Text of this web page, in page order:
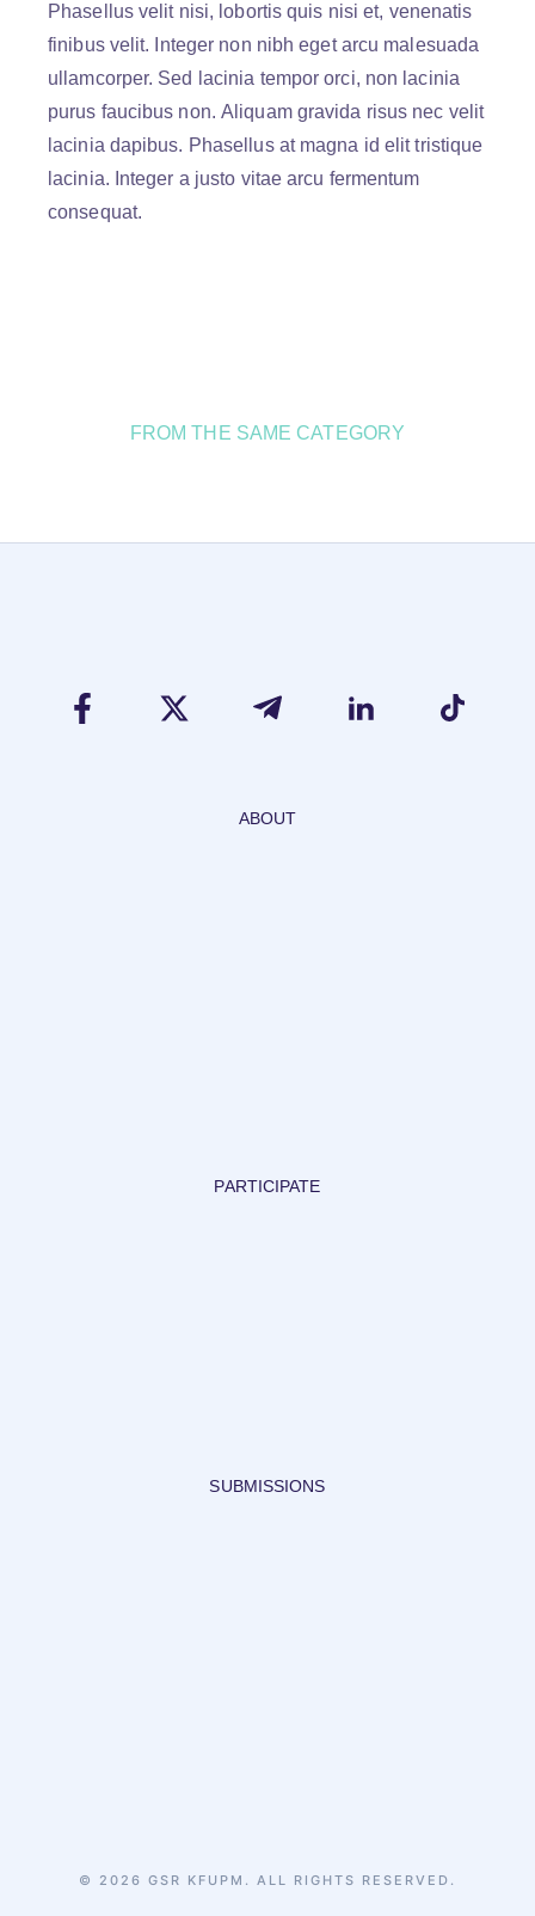
Phasellus velit nisi, lobortis quis nisi et, venenatis
finibus velit. Integer non nibh eget arcu malesuada
ullamcorper. Sed lacinia tempor orci, non lacinia
purus faucibus non. Aliquam gravida risus nec velit
lacinia dapibus. Phasellus at magna id elit tristique
lacinia. Integer a justo vitae arcu fermentum
consequat.
FROM THE SAME CATEGORY
ABOUT
PARTICIPATE
SUBMISSIONS
© 2026 GSR KFUPM. ALL RIGHTS RESERVED.